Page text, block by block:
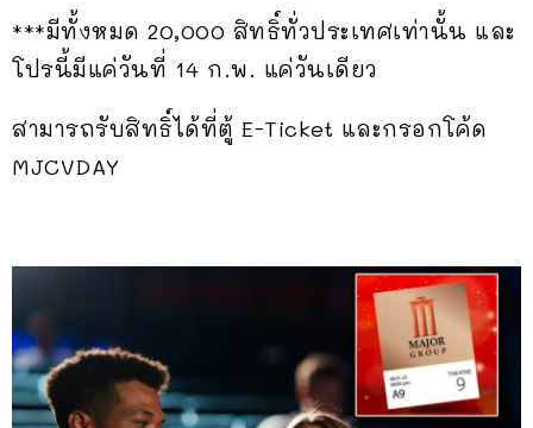
***มีทั้งหมด 20,000 สิทธิ์ทั่วประเทศเท่านั้น และ
โปรนี้มีแค่วันที่ 14 ก.พ. แค่วันเดียว
สามารถรับสิทธิ์ได้ที่ตู้ E-Ticket และกรอกโค้ด
MJCVDAY